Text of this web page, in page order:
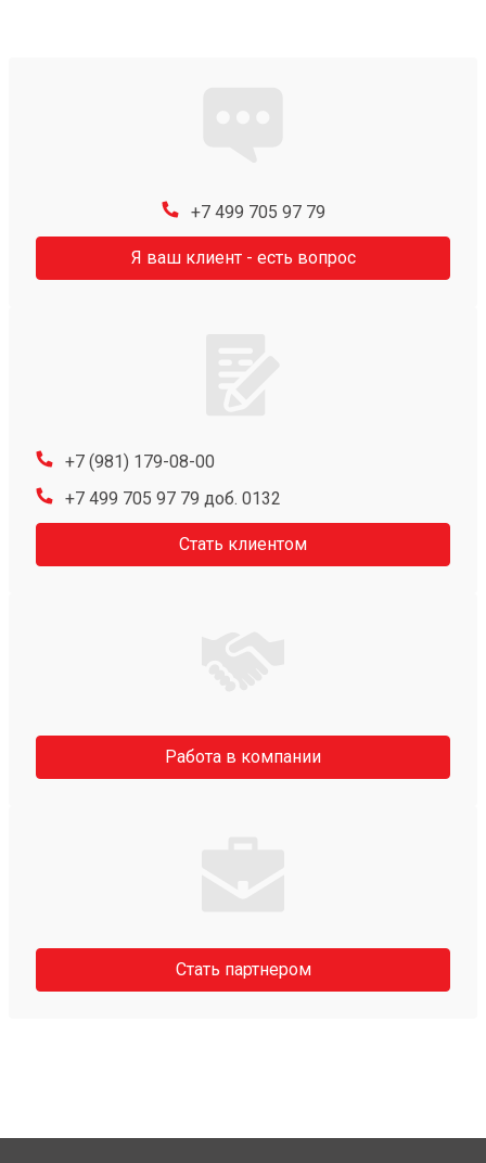
+7 499 705 97 79
Я ваш клиент - есть вопрос
+7 (981) 179-08-00
+7 499 705 97 79 доб. 0132
Стать клиентом
Работа в компании
Стать партнером